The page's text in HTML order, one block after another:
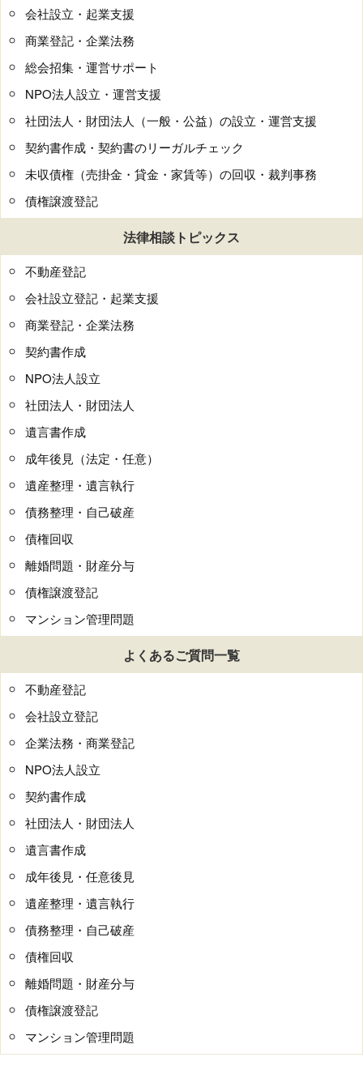
会社設立・起業支援
商業登記・企業法務
総会招集・運営サポート
NPO法人設立・運営支援
社団法人・財団法人（一般・公益）の設立・運営支援
契約書作成・契約書のリーガルチェック
未収債権（売掛金・貸金・家賃等）の回収・裁判事務
債権譲渡登記
法律相談トピックス
不動産登記
会社設立登記・起業支援
商業登記・企業法務
契約書作成
NPO法人設立
社団法人・財団法人
遺言書作成
成年後見（法定・任意）
遺産整理・遺言執行
債務整理・自己破産
債権回収
離婚問題・財産分与
債権譲渡登記
マンション管理問題
よくあるご質問一覧
不動産登記
会社設立登記
企業法務・商業登記
NPO法人設立
契約書作成
社団法人・財団法人
遺言書作成
成年後見・任意後見
遺産整理・遺言執行
債務整理・自己破産
債権回収
離婚問題・財産分与
債権譲渡登記
マンション管理問題